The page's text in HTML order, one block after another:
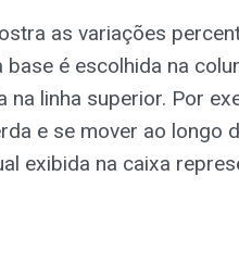
as variações
é escolhida na
na linha superior. Por
e se mover ao longo
exibida na caixa